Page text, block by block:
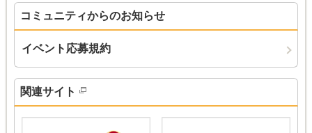
コミュニティからのお知らせ
イベント応募規約
関連サイト